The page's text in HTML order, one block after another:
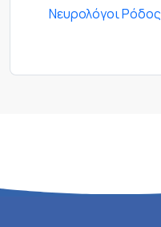
Νευρολόγοι Ρόδος